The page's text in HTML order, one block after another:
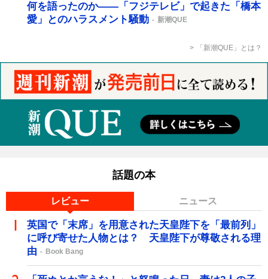
何を語ったのか――「フジテレビ」で起きた「橋本
愛」とのハラスメント騒動
新潮QUE
「新潮QUE」とは？
話題の本
レビュー ニュース
英国で「末席」を用意された天皇陛下を「最前列」
に呼び寄せた人物とは？ 天皇陛下が尊敬される理
由
Book Bang